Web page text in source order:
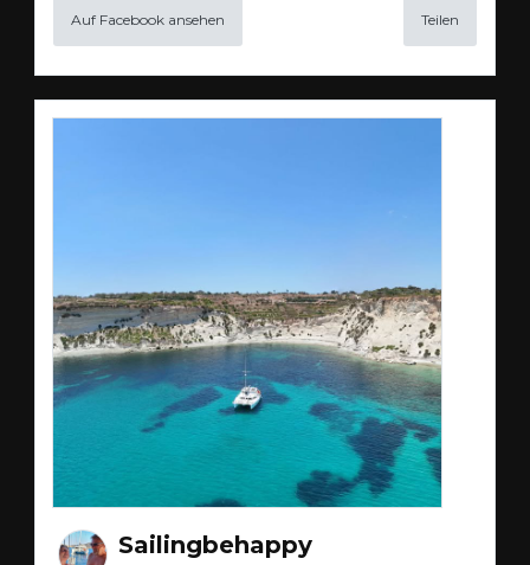
Auf Facebook ansehen Teilen
Sailingbehappy